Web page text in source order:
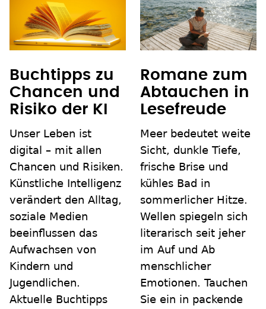
Buchtipps zu
Chancen und
Risiko der KI
Unser Leben ist
digital – mit allen
Chancen und Risiken.
Künstliche Intelligenz
verändert den Alltag,
soziale Medien
beeinflussen das
Aufwachsen von
Kindern und
Jugendlichen.
Aktuelle Buchtipps
Romane zum
Abtauchen in
Lesefreude
Meer bedeutet weite
Sicht, dunkle Tiefe,
frische Brise und
kühles Bad in
sommerlicher Hitze.
Wellen spiegeln sich
literarisch seit jeher
im Auf und Ab
menschlicher
Emotionen. Tauchen
Sie ein in packende